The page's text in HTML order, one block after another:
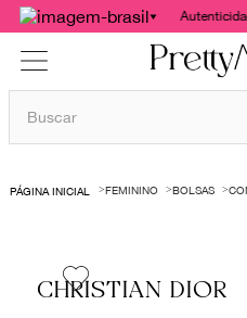
Buscar
FEMININO BOLSAS
CHRISTIAN DIOR
1º
bolsas
chanel